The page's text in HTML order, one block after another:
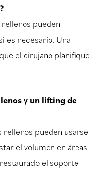
rellenos pueden
es necesario. Una
el cirujano planifique
y un lifting de
rellenos pueden usarse
el volumen en áreas
el soporte